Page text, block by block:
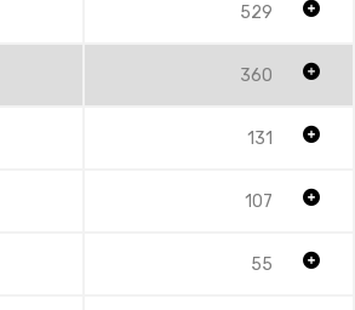
529
360
131
107
55